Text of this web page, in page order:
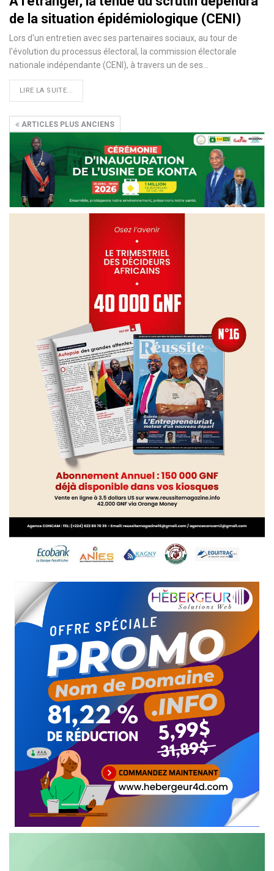
de la situation épidémiologique (CENI)
Lors d'un entretien avec ses partenaires sociaux, au tour de
l'évolution du processus électoral, la commission électorale
nationale indépendante (CENI), à travers un de ses
LIRE LA SUITE...
ARTICLES PLUS ANCIENS